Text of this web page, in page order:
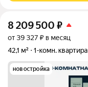
8 209 500 ₽
от 39 327 ₽ в месяц
42,1 м²
1-комн. квартира
новостройка